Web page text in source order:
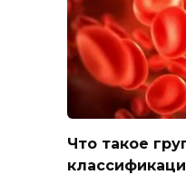
Что такое